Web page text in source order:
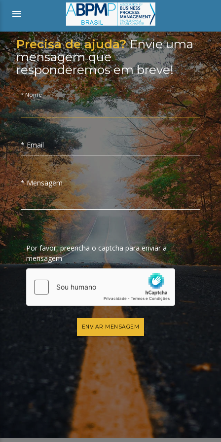
menu
Precisa de ajuda?Envie uma
mensagem que
responderemos em breve!
* Nome
* Email
* Mensagem
Por favor, preencha o captcha para enviar a
mensagem
ENVIAR MENSAGEM